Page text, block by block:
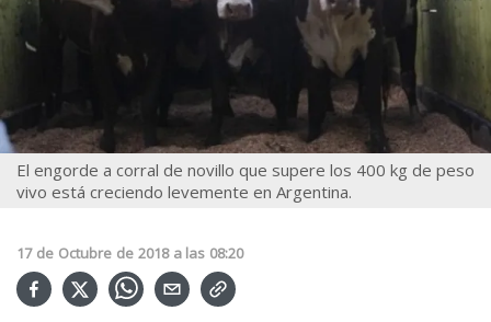
El engorde a corral de novillo que supere los 400 kg de peso
vivo está creciendo levemente en Argentina.
17 de Octubre de 2018 a las 08:20